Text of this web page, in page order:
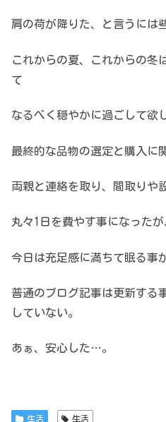
肩の荷が降りた、と言うには
これからの夏、これからの冬
て
なるべく穏やかに過ごして欲
最終的な品物の選定と 購入に
両親と連絡を取り、 間取りや
丸々1日を費やす事になったが
今日は充足感に満ちて眠る事
普通のブログ記事は更新する
していない。
あぁ、安心した…。
生活 生活